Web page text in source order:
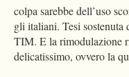
colpa sarebbe dell’uso
gli italiani. Tesi
TIM. E la rimodulazione
delicatissimo, ovvero la